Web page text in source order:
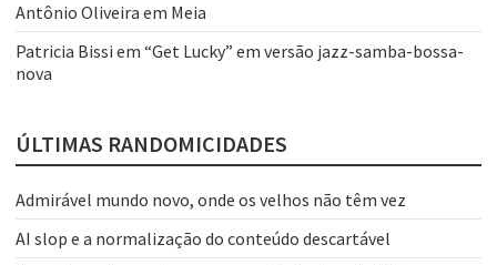
Antônio Oliveira em Meia
Patricia Bissi em “Get Lucky” em versão jazz-samba-bossa-
nova
ÚLTIMAS RANDOMICIDADES
Admirável mundo novo, onde os velhos não têm vez
AI slop e a normalização do conteúdo descartável